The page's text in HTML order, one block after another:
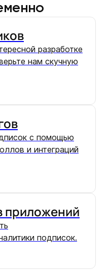
разработке
нам скучную
с помощью
и интеграций
приложений
подписок.